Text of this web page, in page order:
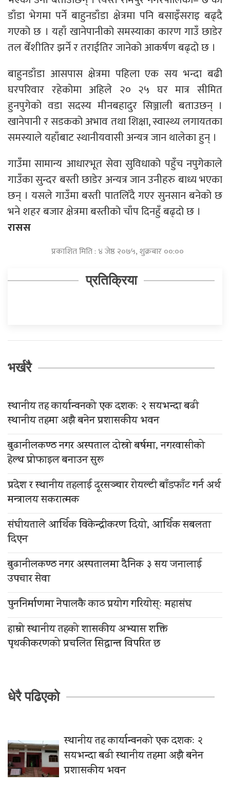
डाँडा भेगमा पर्ने बाहुनडाँडा क्षेत्रमा पनि बसाइँसराइ बढ्दै
गएको छ । यहाँ खानेपानीको समस्याका कारण गाउँ छाडेर
तल बेँशीतिर झर्ने र तराईतिर जानेको आकर्षण बढ्दो छ ।
बाहुनडाँडा आसपास क्षेत्रमा पहिला एक सय भन्दा बढी
घरपरिवार रहेकोमा अहिले २० २५ घर मात्र सीमित
हुनपुगेको वडा सदस्य मीनबहादुर सिञ्जाली बताउछन् ।
खानेपानी र सडकको अभाव तथा शिक्षा, स्वास्थ्य लगायतका
समस्याले यहाँबाट स्थानीयवासी अन्यत्र जान थालेका हुन् ।
गाउँमा सामान्य आधारभूत सेवा सुविधाको पहुँच नपुगेकाले
गाउँका सुन्दर बस्ती छाडेर अन्यत्र जान उनीहरु बाध्य भएका
छन् । यसले गाउँमा बस्ती पातलिँदै गएर सुनसान बनेको छ
भने शहर बजार क्षेत्रमा बस्तीको चाँप दिनहुँ बढ्दो छ ।
रासस
प्रकाशित मिति : ४ जेष्ठ २०७५, शुक्रबार ००:००
प्रतिक्रिया
भर्खरै
स्थानीय तह कार्यान्वनको एक दशकः २ सयभन्दा बढी
स्थानीय तहमा अझै बनेन प्रशासकीय भवन
बुढानीलकण्ठ नगर अस्पताल दोस्रो बर्षमा, नगरवासीको
हेल्थ प्रोफाइल बनाउन सुरू
प्रदेश र स्थानीय तहलाई दूरसञ्चार रोयल्टी बाँडफाँट गर्न अर्थ
मन्त्रालय सकरात्मक
संघीयताले आर्थिक विकेन्द्रीकरण दियो, आर्थिक सबलता
दिएन
बुढानीलकण्ठ नगर अस्पतालमा दैनिक ३ सय जनालाई
उपचार सेवा
पुननिर्माणमा नेपालकै काठ प्रयोग गरियोस्ः महासंघ
हाम्रो स्थानीय तहको शासकीय अभ्यास शक्ति
पृथकीकरणको प्रचलित सिद्धान्त विपरित छ
धेरै पढिएको
स्थानीय तह कार्यान्वनको एक दशकः २
सयभन्दा बढी स्थानीय तहमा अझै बनेन
प्रशासकीय भवन